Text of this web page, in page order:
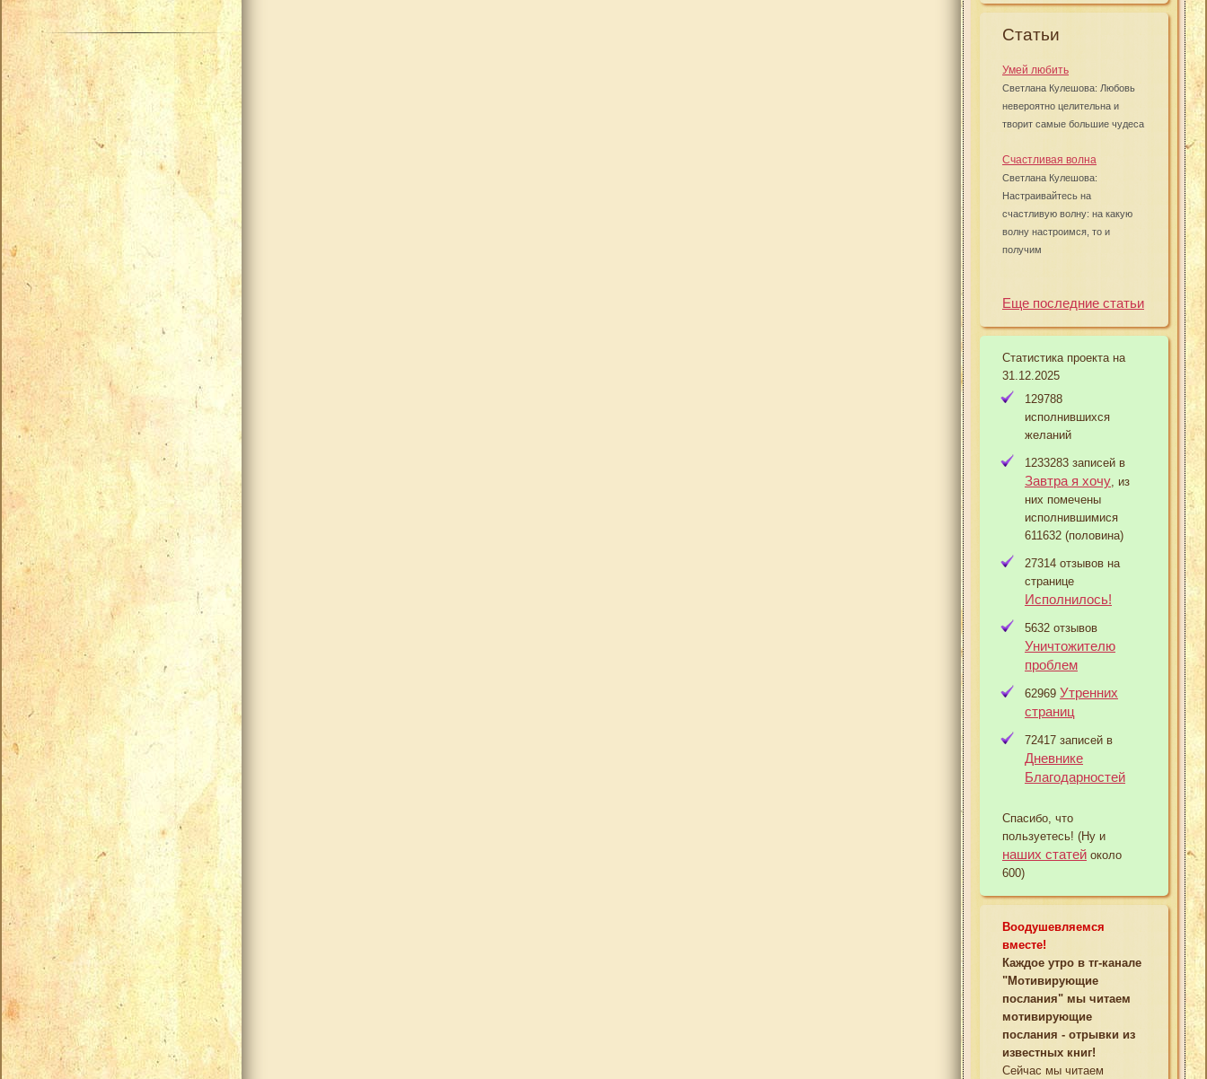
Статьи
Умей любить
Светлана Кулешова: Любовь
невероятно целительна и
творит самые большие чудеса
Счастливая волна
Светлана Кулешова:
Настраивайтесь на
счастливую волну: на какую
волну настроимся, то и
получим
Еще последние статьи
Статистика проекта на
31.12.2025
129788
исполнившихся
желаний
1233283 записей в
Завтра я хочу , из
них помечены
исполнившимися
611632 (половина)
27314 отзывов на
странице
Исполнилось!
5632 отзывов
Уничтожителю
проблем
62969 Утренних
страниц
72417 записей в
Дневнике
Благодарностей
Спасибо, что
пользуетесь! (Ну и
наших статей около
600)
Воодушевляемся
вместе!
Каждое утро в тг-канале
"Мотивирующие
послания" мы читаем
мотивирующие
послания - отрывки из
известных книг!
Сейчас мы читаем